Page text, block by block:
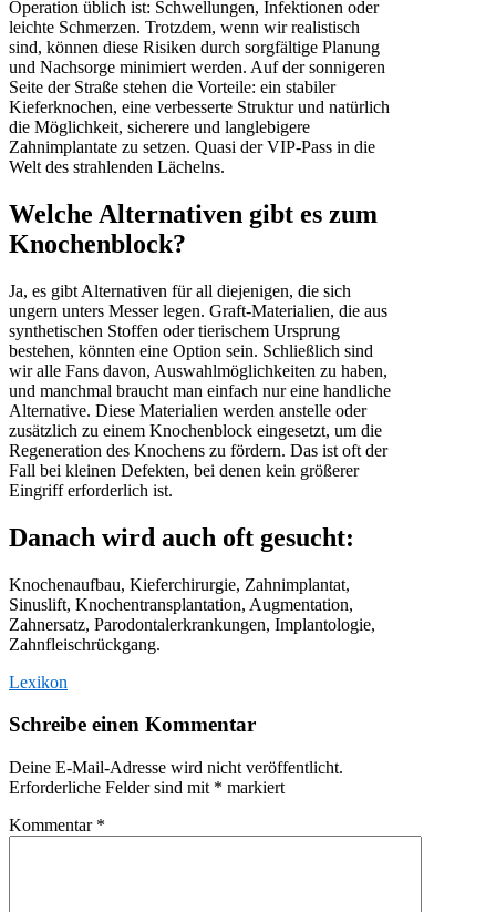
Operation üblich ist: Schwellungen, Infektionen oder
leichte Schmerzen. Trotzdem, wenn wir realistisch
sind, können diese Risiken durch sorgfältige Planung
und Nachsorge minimiert werden. Auf der sonnigeren
Seite der Straße stehen die Vorteile: ein stabiler
Kieferknochen, eine verbesserte Struktur und natürlich
die Möglichkeit, sicherere und langlebigere
Zahnimplantate zu setzen. Quasi der VIP-Pass in die
Welt des strahlenden Lächelns.
Welche Alternativen gibt es zum
Knochenblock?
Ja, es gibt Alternativen für all diejenigen, die sich
ungern unters Messer legen. Graft-Materialien, die aus
synthetischen Stoffen oder tierischem Ursprung
bestehen, könnten eine Option sein. Schließlich sind
wir alle Fans davon, Auswahlmöglichkeiten zu haben,
und manchmal braucht man einfach nur eine handliche
Alternative. Diese Materialien werden anstelle oder
zusätzlich zu einem Knochenblock eingesetzt, um die
Regeneration des Knochens zu fördern. Das ist oft der
Fall bei kleinen Defekten, bei denen kein größerer
Eingriff erforderlich ist.
Danach wird auch oft gesucht:
Knochenaufbau, Kieferchirurgie, Zahnimplantat,
Sinuslift, Knochentransplantation, Augmentation,
Zahnersatz, Parodontalerkrankungen, Implantologie,
Zahnfleischrückgang.
Lexikon
Schreibe einen Kommentar
Deine E-Mail-Adresse wird nicht veröffentlicht.
Erforderliche Felder sind mit * markiert
Kommentar *